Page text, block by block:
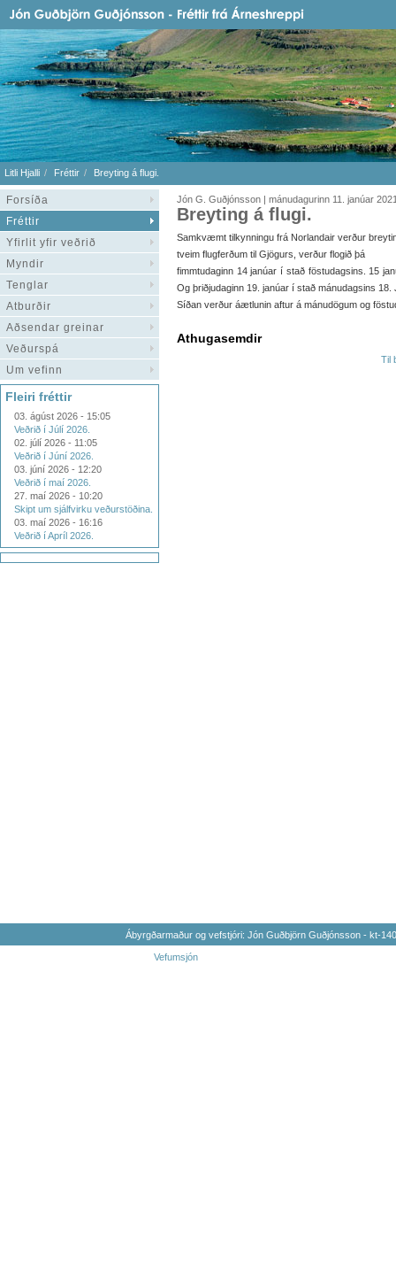
Litli Hjalli Fréttir Breyting á flugi.
Forsíða
Fréttir
Yfirlit yfir veðrið
Myndir
Tenglar
Atburðir
Aðsendar greinar
Veðurspá
Um vefinn
Fleiri fréttir
03. ágúst 2026 - 15:05
Veðrið í Júlí 2026.
02. júlí 2026 - 11:05
Veðrið í Júní 2026.
03. júní 2026 - 12:20
Veðrið í maí 2026.
27. maí 2026 - 10:20
Skipt um sjálfvirku veðurstöðina.
03. maí 2026 - 16:16
Veðrið í Apríl 2026.
Jón G. Guðjónsson | mánudagurinn 11. janúar
Breyting á flugi.
Samkvæmt tilkynningu frá Norlandair verður
tveim flugferðum til Gjögurs, verður flogið þá
fimmtudaginn 14 janúar í stað föstudagsins. 15
Og þriðjudaginn 19. janúar í stað mánudagsins 18.
Síðan verður áætlunin aftur á mánudögum og
Athugasemdir
Til
Ábyrgðarmaður og vefstjóri: Jón Guðbjörn Guðjónsson - kt-
Vefumsjón